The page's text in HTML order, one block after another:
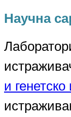
Научна
и